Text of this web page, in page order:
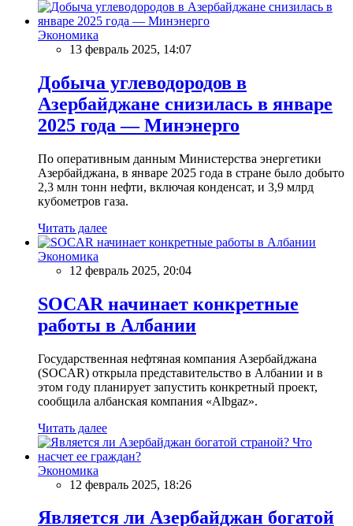
Экономика
13 февраль 2025, 14:07
Добыча углеводородов в
Азербайджане снизилась в январе
2025 года — Минэнерго
По оперативным данным Министерства энергетики
Азербайджана, в январе 2025 года в стране было добыто
2,3 млн тонн нефти, включая конденсат, и 3,9 млрд
кубометров газа.
Читать далее
Экономика
12 февраль 2025, 20:04
SOCAR начинает конкретные
работы в Албании
Государственная нефтяная компания Азербайджана
(SOCAR) открыла представительство в Албании и в
этом году планирует запустить конкретный проект,
сообщила албанская компания «Albgaz».
Читать далее
Экономика
12 февраль 2025, 18:26
Является ли Азербайджан богатой